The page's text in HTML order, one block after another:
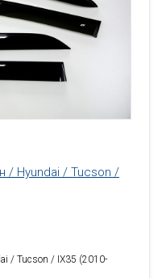
/ Hyundai / Tucson /
/ Tucson / IX35 (2010-